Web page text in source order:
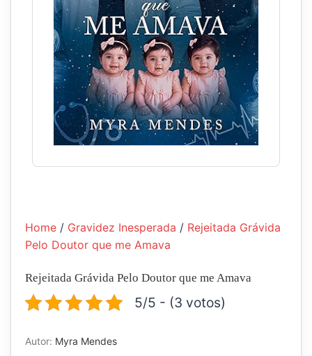
Home / Gravidez Inesperada / Rejeitada Grávida
Pelo Doutor que me Amava
Rejeitada Grávida Pelo Doutor que me Amava
5/5 - (3 votos)
Autor: Myra Mendes